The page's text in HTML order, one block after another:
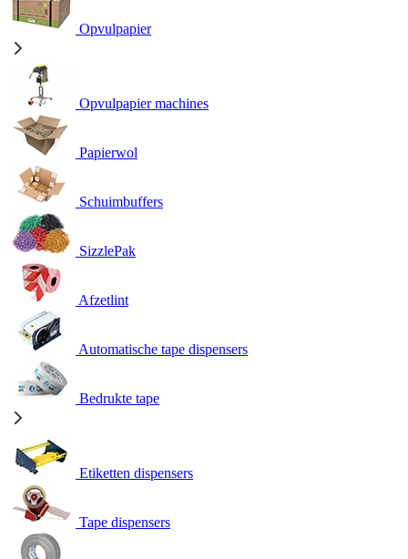
Opvulpapier
Opvulpapier machines
Papierwol
Schuimbuffers
SizzlePak
Afzetlint
Automatische tape dispensers
Bedrukte tape
Etiketten dispensers
Tape dispensers